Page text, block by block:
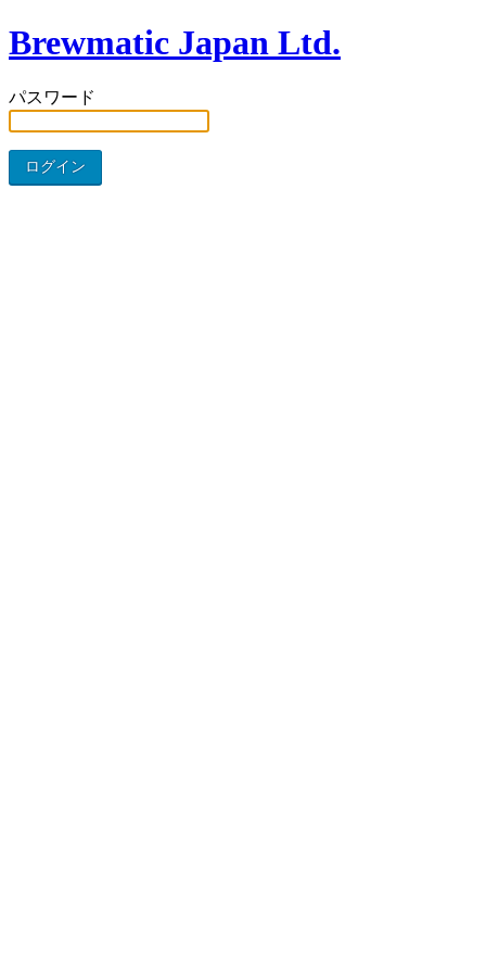
Brewmatic Japan Ltd.
パスワード